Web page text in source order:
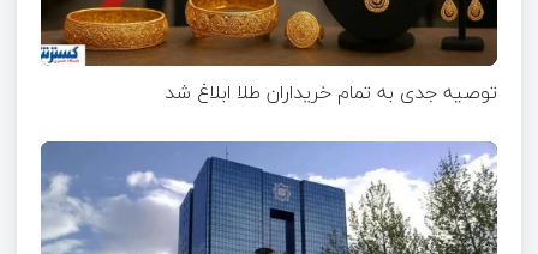
توصیه جدی به تمام خریداران طلا ابلاغ شد